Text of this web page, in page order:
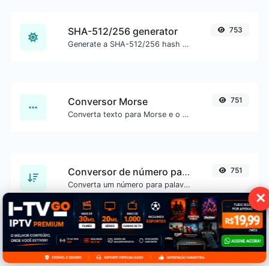
✕
SHA-512/256 generator
Generate a SHA-512/256 hash for any string input.
753
Conversor Morse
Converta texto para Morse e o contrário para qualquer entrada de string.
751
Conversor de número para palavras
Converta um número para palavras por extenso.
751
SHA-3/512 generator
Generate a SHA-3/512 hash for any string input.
750